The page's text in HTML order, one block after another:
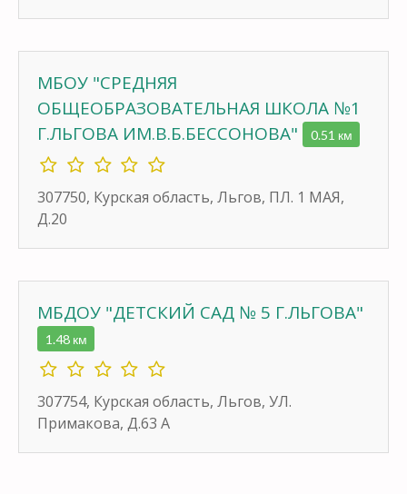
МБОУ "СРЕДНЯЯ
ОБЩЕОБРАЗОВАТЕЛЬНАЯ ШКОЛА №1
Г.ЛЬГОВА ИМ.В.Б.БЕССОНОВА"
0.51 км
307750, Курская область, Льгов, ПЛ. 1 МАЯ,
Д.20
МБДОУ "ДЕТСКИЙ САД № 5 Г.ЛЬГОВА"
1.48 км
307754, Курская область, Льгов, УЛ.
Примакова, Д.63 А